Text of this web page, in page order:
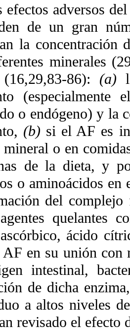
adversos
de un gran
la
minerales
86): (a)
o endógeno) y la
(b) si el AF es
mineral o en
de la dieta, y
o aminoácidos
del
quelantes
ácido
AF en su unión con
intestinal,
de dicha
a altos niveles
revisado el efecto